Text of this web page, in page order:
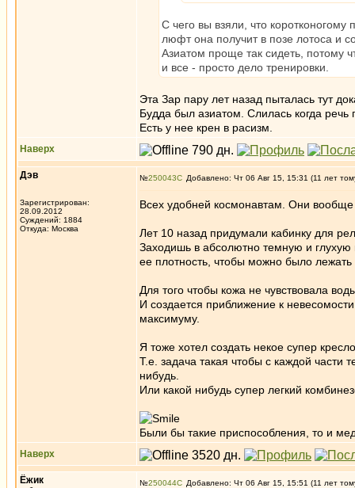
С чего вы взяли, что
люфт она получит в позе лотоса и
Азиатом проще так сидеть, потому
и все - просто дело тренировки.
Эта Зар пару лет назад пыталась тут
Будда был азиатом. Слилась когда
Есть у нее крен в расизм.
Наверх
Дэв
Зарегистрирован:
28.09.2012
Суждений: 1884
Откуда: Москва
№250043 Добавлено: Чт 06 Авг 15, 15:31 (11 лет
Всех удобней космонавтам. Они вообще
Лет 10 назад придумали кабинку для
Заходишь в абсолютно темную и
ее плотность, чтобы можно было
Для того чтобы кожа не чувствовала
И создается приближение к
максимуму.
Я тоже хотел создать некое супер
Т.е. задача такая чтобы с каждой части
нибудь.
Или какой нибудь супер легкий
Были бы такие приспособления, то и
Наверх
Ёжик №250044 Добавлено: Чт 06 Авг 15, 15:51 (11 лет